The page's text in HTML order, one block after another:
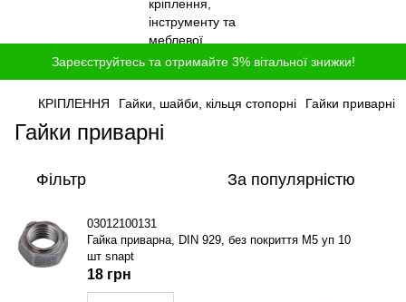
Зареєструйтесь та отримайте 3% вітальної знижки!
КРІПЛЕННЯ Гайки, шайби, кільця стопорні Гайки приварні
Гайки приварні
Фільтр За популярністю
03012100131
Гайка приварна, DIN 929, без покриття M5 уп 10
шт snapt
18 грн